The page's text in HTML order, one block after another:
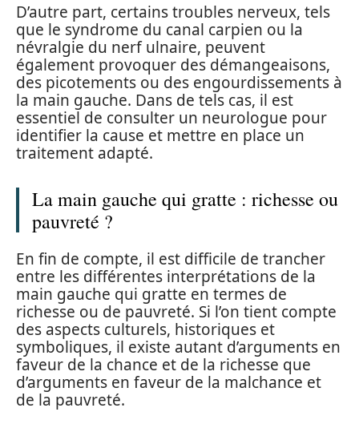
D’autre part, certains troubles nerveux, tels
que le syndrome du canal carpien ou la
névralgie du nerf ulnaire, peuvent
également provoquer des démangeaisons,
des picotements ou des engourdissements à
la main gauche. Dans de tels cas, il est
essentiel de consulter un neurologue pour
identifier la cause et mettre en place un
traitement adapté.
La main gauche qui gratte : richesse ou
pauvreté ?
En fin de compte, il est difficile de trancher
entre les différentes interprétations de la
main gauche qui gratte en termes de
richesse ou de pauvreté. Si l’on tient compte
des aspects culturels, historiques et
symboliques, il existe autant d’arguments en
faveur de la chance et de la richesse que
d’arguments en faveur de la malchance et
de la pauvreté.